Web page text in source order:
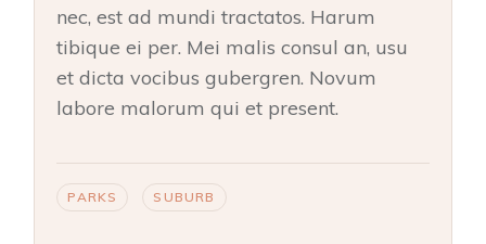
nec, est ad mundi tractatos. Harum
tibique ei per. Mei malis consul an, usu
et dicta vocibus gubergren. Novum
labore malorum qui et present.
PARKS SUBURB